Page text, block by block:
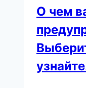
О чем